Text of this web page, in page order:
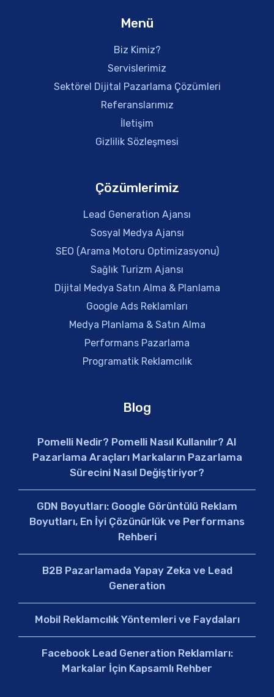
Menü
Biz Kimiz?
Servislerimiz
Sektörel Dijital Pazarlama Çözümleri
Referanslarımız
İletişim
Gizlilik Sözleşmesi
Çözümlerimiz
Lead Generation Ajansı
Sosyal Medya Ajansı
SEO (Arama Motoru Optimizasyonu)
Sağlık Turizm Ajansı
Dijital Medya Satın Alma & Planlama
Google Ads Reklamları
Medya Planlama & Satın Alma
Performans Pazarlama
Programatik Reklamcılık
Blog
Pomelli Nedir? Pomelli Nasıl Kullanılır? AI
Pazarlama Araçları Markaların Pazarlama
Sürecini Nasıl Değiştiriyor?
GDN Boyutları: Google Görüntülü Reklam
Boyutları, En İyi Çözünürlük ve Performans
Rehberi
B2B Pazarlamada Yapay Zeka ve Lead
Generation
Mobil Reklamcılık Yöntemleri ve Faydaları
Facebook Lead Generation Reklamları:
Markalar İçin Kapsamlı Rehber